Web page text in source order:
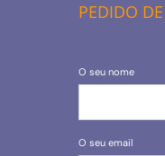
PEDIDO
O seu nome
O seu email